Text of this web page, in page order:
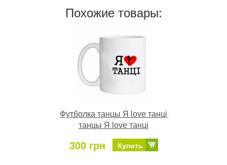
Похожие товары:
Футболка танцы Я love танцi
танцы Я love танцi
300 грн Купить